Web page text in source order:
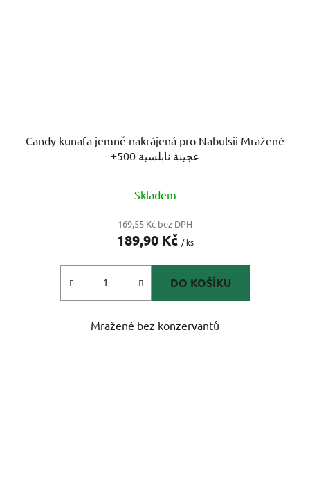
Candy kunafa jemně nakrájená pro Nabulsii Mražené
±500 عجينة نابلسية
Skladem
169,55 Kč bez DPH
189,90 Kč / ks
DO KOŠÍKU
Mražené bez konzervantů